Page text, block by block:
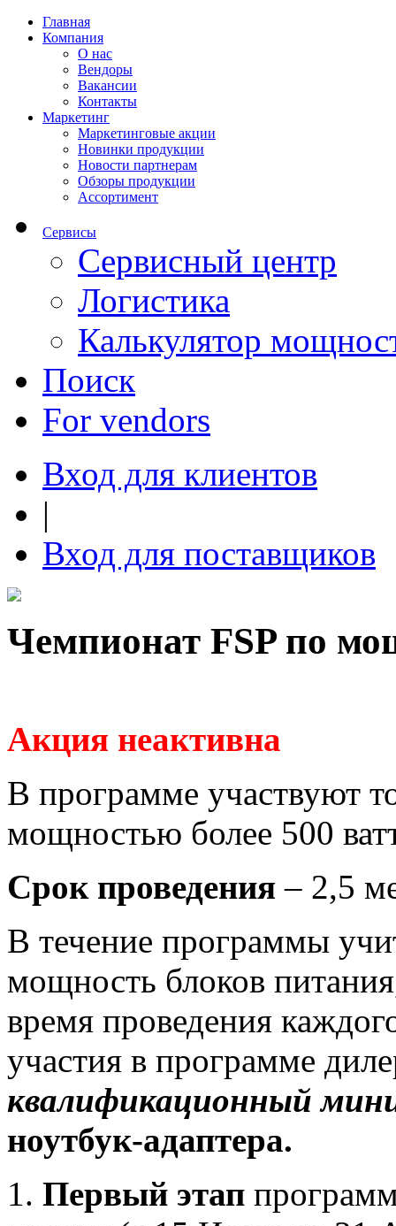
Главная
Компания
О нас
Вендоры
Вакансии
Контакты
Маркетинг
Маркетинговые акции
Новинки продукции
Новости партнерам
Обзоры продукции
Ассортимент
Сервисы
Сервисный центр
Логистика
Калькулятор
Поиск
For vendors
Вход для клиентов
|
Вход для поставщиков
Чемпионат FSP по
Акция неактивна
В программе участвуют
мощностью более 500
Срок проведения – 2,5
В течение программы
мощность блоков
время проведения
участия в программе
квалификационный
ноутбук-адаптера.
1. Первый этап